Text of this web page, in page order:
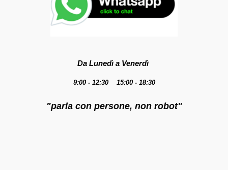
Da Lunedì a Venerdì
9:00 - 12:30 15:00 - 18:30
"parla con persone, non robot"